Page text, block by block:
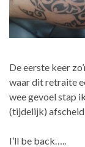
De eerste keer
waar dit retraite
wee gevoel stap
(tijdelijk) afscheid
I’ll be back…..